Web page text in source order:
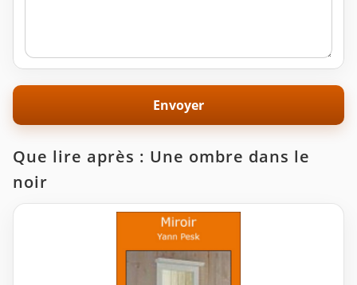
Que lire après : Une ombre dans le
noir